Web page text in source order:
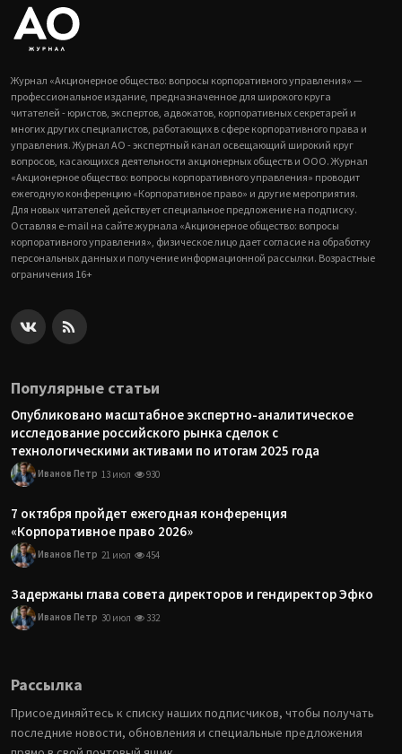
Журнал «Акционерное общество: вопросы корпоративного управления» —
профессиональное издание, предназначенное для широкого круга
читателей - юристов, экспертов, адвокатов, корпоративных секретарей и
многих других специалистов, работающих в сфере корпоративного права и
управления. Журнал АО - экспертный канал освещающий широкий круг
вопросов, касающихся деятельности акционерных обществ и ООО. Журнал
«Акционерное общество: вопросы корпоративного управления» проводит
ежегодную конференцию «Корпоративное право» и другие мероприятия.
Для новых читателей действует специальное предложение на подписку.
Оставляя e-mail на сайте журнала «Акционерное общество: вопросы
корпоративного управления», физическое лицо дает согласие на обработку
персональных данных и получение информационной рассылки. Возрастные
ограничения 16+
Популярные статьи
Опубликовано масштабное экспертно-аналитическое
исследование российского рынка сделок с
технологическими активами по итогам 2025 года
Иванов Петр 13 июл 930
7 октября пройдет ежегодная конференция
«Корпоративное право 2026»
Иванов Петр 21 июл 454
Задержаны глава совета директоров и гендиректор Эфко
Иванов Петр 30 июл 332
Рассылка
Присоединяйтесь к списку наших подписчиков, чтобы получать
последние новости, обновления и специальные предложения